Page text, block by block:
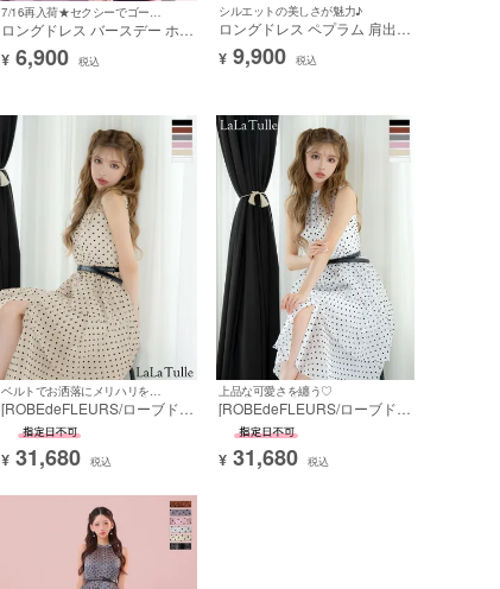
ロングドレス バースデー ホル
ターネック ケミカルレース ビ
ジュー チュール 胸元カバー
ld0503］
¥ 6,900 税込
シルエットの美しさが魅力♪
ロングドレス ペプラム 肩出し
二の腕カバー 3Dフラワー パ
ール シアーレース 袖あり ウ
タイトキャバ ドレス (みりち
ゃむ着用) [tk-ld86043-ha]
¥ 9,900 税込
[ROBEdeFLEURS/ローブドフ
ルール] 高級 ブランド Aライ
ンロングドレス ノースリーブ
ドット柄 ウエストベルト オー
ガンジー 胸元カバー エレガン
ト (ゆんころ着用)
¥ 31,680 税込
上品な可愛さを纏う♡
[ROBEdeFLEURS/ローブドフ
ルール] 高級 ブランド Aライ
ンロングドレス ノースリーブ
ドット柄 ウエストベルト オー
ガンジー 胸元カバー エレガン
¥ 31,680 税込